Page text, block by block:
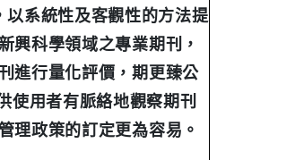
以系統性及客觀性的方法提
興科學領域之專業期刊，
進行量化評價，期更臻公
使用者有脈絡地觀察期刊
理政策的訂定更為容易。